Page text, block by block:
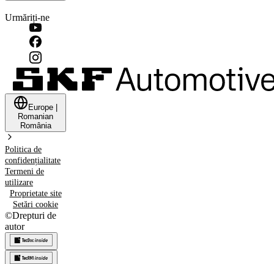
Urmăriți-ne
Europe
Romanian
România
Politica de
confidențialitate
Termeni de
utilizare
Proprietate site
Setări cookie
©Drepturi de
autor